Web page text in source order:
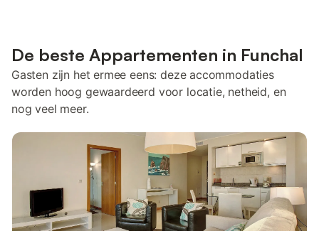
De beste Appartementen in Funchal
Gasten zijn het ermee eens: deze accommodaties
worden hoog gewaardeerd voor locatie, netheid, en
nog veel meer.